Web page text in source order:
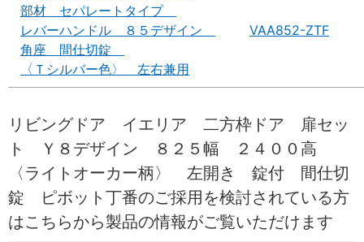
部材 セパレートタイプ
レバーハンドル ８５デザイン
角座 間仕切錠
〈Ｔシルバー色〉 左右兼用
VAA852-ZTF
リビングドア イエリア 二方枠ドア 扉セッ
ト Ｙ８デザイン ８２５幅 ２４００高
〈ライトオーカー柄〉 左開き 錠付 間仕切
錠 ピボット丁番のご採用を検討されている方
はこちらから製品の情報がご覧いただけます